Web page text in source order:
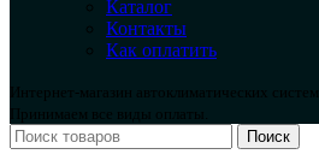
Каталог
Контакты
Как оплатить
Интернет-магазин автоклиматических систем.
Принимаем все виды оплаты.
Поиск